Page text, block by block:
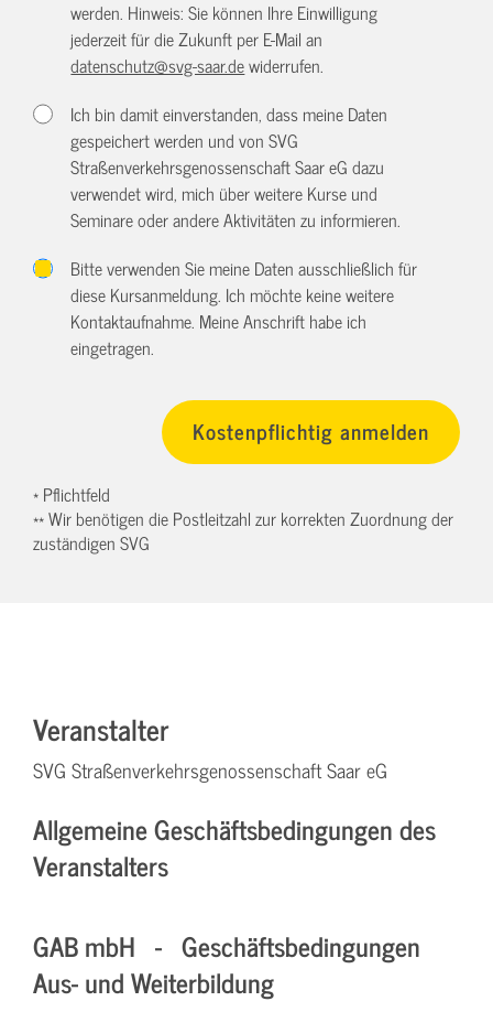
werden. Hinweis: Sie können Ihre Einwilligung
jederzeit für die Zukunft per E-Mail an
datenschutz@svg-saar.dewiderrufen.
Ich bin damit einverstanden, dass meine Daten
gespeichert werden und von SVG
Straßenverkehrsgenossenschaft Saar eG dazu
verwendet wird, mich über weitere Kurse und
Seminare oder andere Aktivitäten zu informieren.
Bitte verwenden Sie meine Daten ausschließlich für
diese Kursanmeldung. Ich möchte keine weitere
Kontaktaufnahme. Meine Anschrift habe ich
eingetragen.
* Pflichtfeld
** Wir benötigen die Postleitzahl zur korrekten Zuordnung der
zuständigen SVG
Veranstalter
SVG Straßenverkehrsgenossenschaft Saar eG
Allgemeine Geschäftsbedingungen des
Veranstalters
GAB mbH - Geschäftsbedingungen
Aus- und Weiterbildung